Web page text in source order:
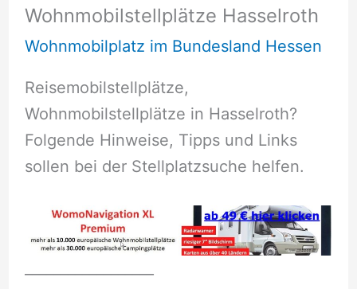
Wohnmobilstellplätze Hasselroth
Wohnmobilplatz im Bundesland Hessen
Reisemobilstellplätze,
Wohnmobilstellplätze in Hasselroth?
Folgende Hinweise, Tipps und Links
sollen bei der Stellplatzsuche helfen.